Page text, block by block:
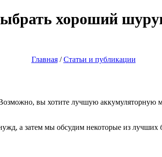
хороший
Главная/Статьи и публикации
вы хотите лучшую аккумуляторную
а затем мы обсудим некоторые из лучших